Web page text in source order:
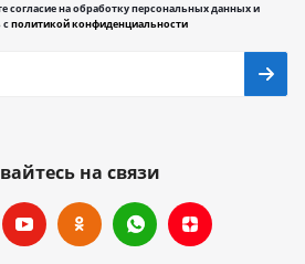
согласие на обработку персональных данных и
сполитикой конфиденциальности
на связи